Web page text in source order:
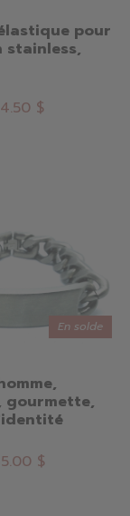
pour
stainless,
$
En solde
gourmette,
$